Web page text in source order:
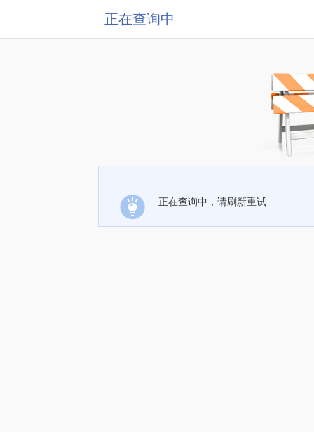
正在查询中
正在查询中，请刷新重试